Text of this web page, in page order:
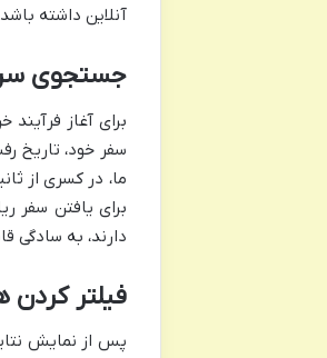
آنلاین داشته
جستجوی
برای آغاز
سفر خود، تاریخ
ما، در کسری از
برای یافتن سفر
دارند، به سادگی
فیلتر کردن
پس از نمایش